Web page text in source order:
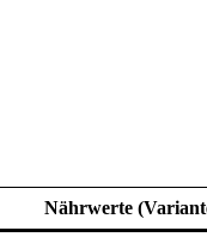
Nährwerte